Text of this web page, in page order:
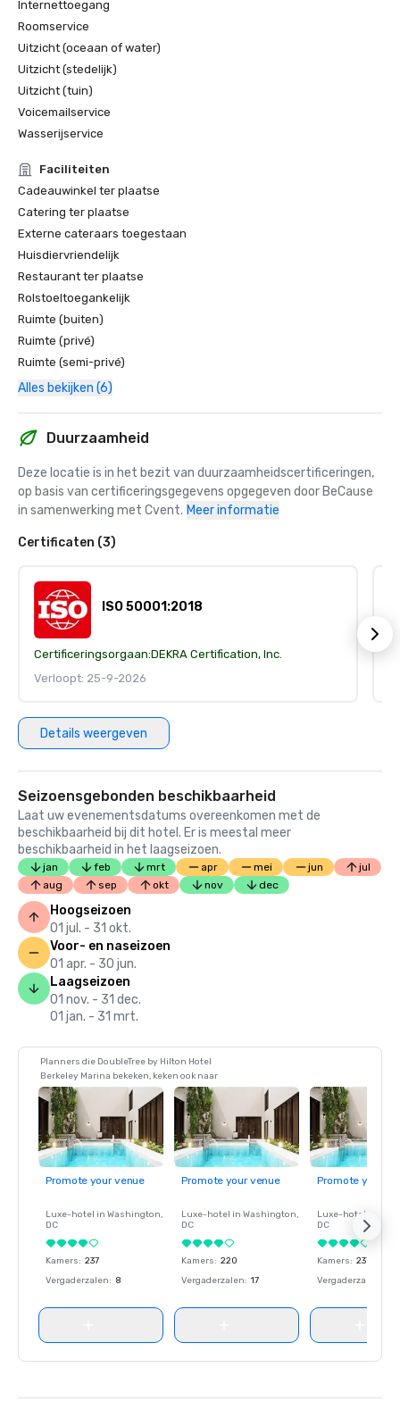
Internettoegang
Roomservice
Uitzicht (oceaan of water)
Uitzicht (stedelijk)
Uitzicht (tuin)
Voicemailservice
Wasserijservice
Faciliteiten
Cadeauwinkel ter plaatse
Catering ter plaatse
Externe cateraars toegestaan
Huisdiervriendelijk
Restaurant ter plaatse
Rolstoeltoegankelijk
Ruimte (buiten)
Ruimte (privé)
Ruimte (semi-privé)
Alles bekijken (6)
Duurzaamheid
Deze locatie is in het bezit van duurzaamheidscertificeringen,
op basis van certificeringsgegevens opgegeven door BeCause
in samenwerking met Cvent. Meer informatie
Certificaten (3)
ISO 50001:2018
Certificeringsorgaan:DEKRA Certification, Inc.
Verloopt: 25-9-2026
Details weergeven
Seizoensgebonden beschikbaarheid
Laat uw evenementsdatums overeenkomen met de
beschikbaarheid bij dit hotel. Er is meestal meer
beschikbaarheid in het laagseizoen.
jan feb mrt apr mei jun
jul
aug
sep okt nov dec
Hoogseizoen
01 jul. - 31 okt.
Voor- en naseizoen
01 apr. - 30 jun.
Laagseizoen
01 nov. - 31 dec.
01 jan. - 31 mrt.
Planners die DoubleTree by Hilton Hotel
Berkeley Marina bekeken, keken ook naar
Promote your venue
Luxe-hotel in Washington,
DC
Kamers: 237
Vergaderzalen: 8
Promote your venue
Luxe-hotel in Washington,
DC
Kamers: 220
Vergaderzalen: 17
Promote your
Luxe-hotel in
DC
Kamers: 237
Vergaderzalen